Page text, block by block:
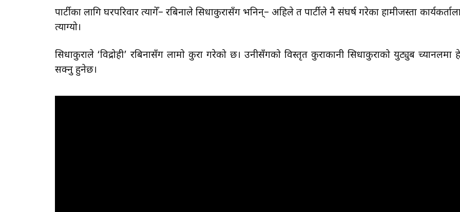
पार्टीका लागि घरपरिवार त्यागेँ– रबिनाले सिधाकुरासँग भनिन्– अहिले त पार्टीले नै संघर्ष गरेका हामीजस्ता
त्याग्यो।
सिधाकुराले ‘विद्रोही’ रबिनासँग लामो कुरा गरेको छ। उनीसँगको विस्तृत कुराकानी सिधाकुराको युट्युब च्यानलमा
सक्नु हुनेछ।